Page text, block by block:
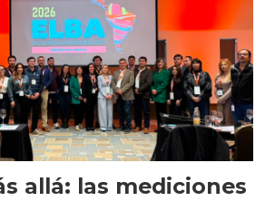
allá: las mediciones